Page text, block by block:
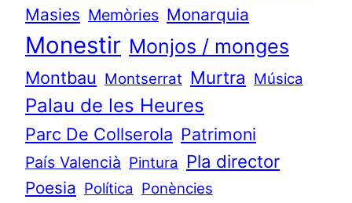
Masies Memòries Monarquia
Monestir Monjos / monges
Montbau Montserrat Murtra Música
Palau de les Heures
Parc De Collserola Patrimoni
País Valencià Pintura Pla director
Poesia Política Ponències